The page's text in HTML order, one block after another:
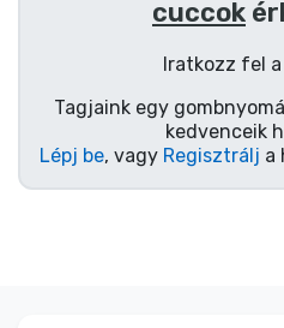
cuccok
Iratkozz fel
Tagjaink egy
kedvenceik
Lépj be, vagy Regisztrálj a
Zenés cuccok
Terméktípusok
Márkák